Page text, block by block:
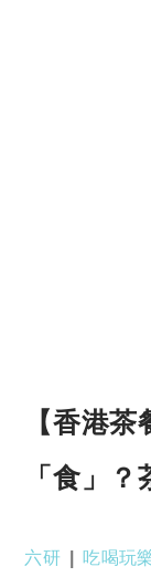
【香港
「食」
Post
六研
Post
吃喝玩